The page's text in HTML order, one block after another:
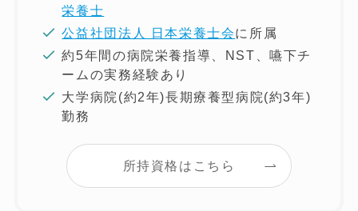
栄養士
公益社団法人 日本栄養士会に所属
約5年間の病院栄養指導、NST、嚥下チ
ームの実務経験あり
大学病院(約2年)長期療養型病院(約3年)
勤務
所持資格はこちら